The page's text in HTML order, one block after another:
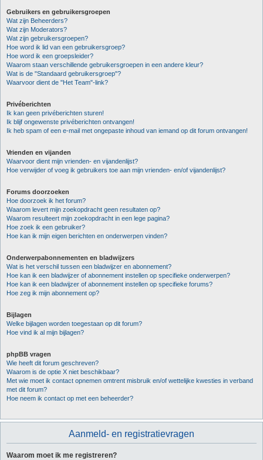
Gebruikers en gebruikersgroepen
Wat zijn Beheerders?
Wat zijn Moderators?
Wat zijn gebruikersgroepen?
Hoe word ik lid van een gebruikersgroep?
Hoe word ik een groepsleider?
Waarom staan verschillende gebruikersgroepen in een andere kleur?
Wat is de "Standaard gebruikersgroep"?
Waarvoor dient de "Het Team"-link?
Privéberichten
Ik kan geen privéberichten sturen!
Ik blijf ongewenste privéberichten ontvangen!
Ik heb spam of een e-mail met ongepaste inhoud van iemand op dit forum ontvangen!
Vrienden en vijanden
Waarvoor dient mijn vrienden- en vijandenlijst?
Hoe verwijder of voeg ik gebruikers toe aan mijn vrienden- en/of vijandenlijst?
Forums doorzoeken
Hoe doorzoek ik het forum?
Waarom levert mijn zoekopdracht geen resultaten op?
Waarom resulteert mijn zoekopdracht in een lege pagina?
Hoe zoek ik een gebruiker?
Hoe kan ik mijn eigen berichten en onderwerpen vinden?
Onderwerpabonnementen en bladwijzers
Wat is het verschil tussen een bladwijzer en abonnement?
Hoe kan ik een bladwijzer of abonnement instellen op specifieke onderwerpen?
Hoe kan ik een bladwijzer of abonnement instellen op specifieke forums?
Hoe zeg ik mijn abonnement op?
Bijlagen
Welke bijlagen worden toegestaan op dit forum?
Hoe vind ik al mijn bijlagen?
phpBB vragen
Wie heeft dit forum geschreven?
Waarom is de optie X niet beschikbaar?
Met wie moet ik contact opnemen omtrent misbruik en/of wettelijke kwesties in verband
met dit forum?
Hoe neem ik contact op met een beheerder?
Aanmeld- en registratievragen
Waarom moet ik me registreren?